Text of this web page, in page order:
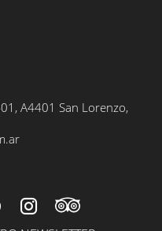
A4401 San Lorenzo,